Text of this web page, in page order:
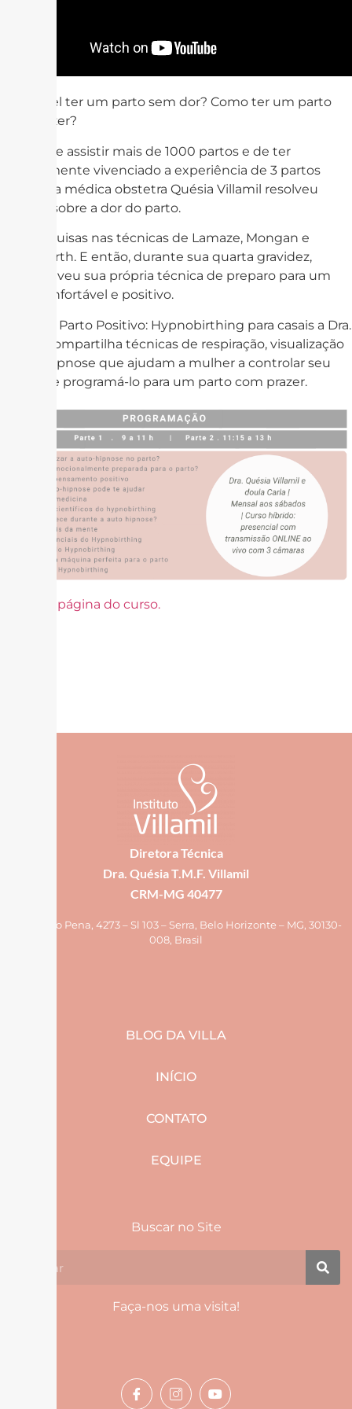
É possível ter um parto sem dor? Como ter um parto
com prazer?
Depois de assistir mais de 1000 partos e de ter
pessoalmente vivenciado a experiência de 3 partos
normais a médica obstetra Quésia Villamil resolveu
estudar sobre a dor do parto.
Fez pesquisas nas técnicas de Lamaze, Mongan e
GentleBirth. E então, durante sua quarta gravidez,
desenvolveu sua própria técnica de preparo para um
parto confortável e positivo.
No curso Parto Positivo: Hypnobirthing para casais a Dra.
Quésia compartilha técnicas de respiração, visualização
e auto-hipnose que ajudam a mulher a controlar seu
cérebro e programá-lo para um parto com prazer.
Acesse a página do curso.
Diretora Técnica
Dra. Quésia T.M.F. Villamil
CRM-MG 40477
Av. Afonso Pena, 4273 – Sl 103 – Serra, Belo Horizonte – MG, 30130-
008, Brasil
BLOG DA VILLA
INÍCIO
CONTATO
EQUIPE
Buscar no Site
Faça-nos uma visita!